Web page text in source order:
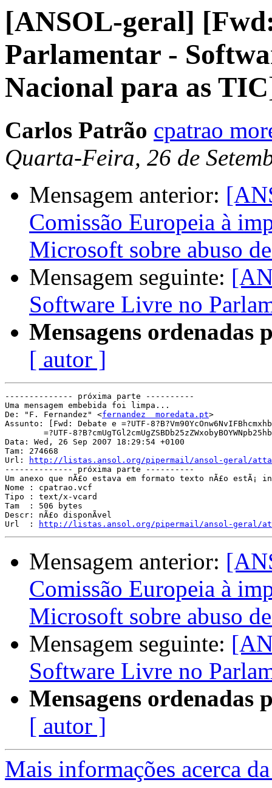
[ANSOL-geral]
Parlamentar -
Nacional para as
Carlos Patrão cpatrao
Quarta-Feira, 26 de
Mensagem anterior:
Comissão Europeia à
Microsoft sobre abuso
Mensagem seguinte:
Software Livre no
Mensagens ordenadas
[ autor ]
-------------- próxima parte ----------
Uma mensagem embebida foi limpa...
De: "F. Fernandez" <fernandez  moredata.pt>
Assunto: [Fwd: Debate e =?UTF-
Data: Wed, 26 Sep 2007 18:29:54 +0100
Tam: 274668
Url:
http://listas.ansol.org/pipermail/ansol-geral/
-------------- próxima parte ----------
Um anexo que nÃ£o estava em formato texto nÃ£o estÃ¡
Nome : cpatrao.vcf
Tipo : text/x-vcard
Tam  : 506 bytes
Descr: nÃ£o disponÃ­vel
Url  :
http://listas.ansol.org/pipermail/ansol-geral/
Mensagem anterior:
Comissão Europeia à
Microsoft sobre abuso
Mensagem seguinte:
Software Livre no
Mensagens ordenadas
[ autor ]
Mais informações acerca